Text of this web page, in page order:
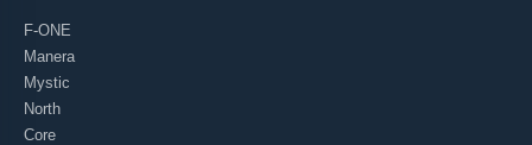
F-ONE
Manera
Mystic
North
Core